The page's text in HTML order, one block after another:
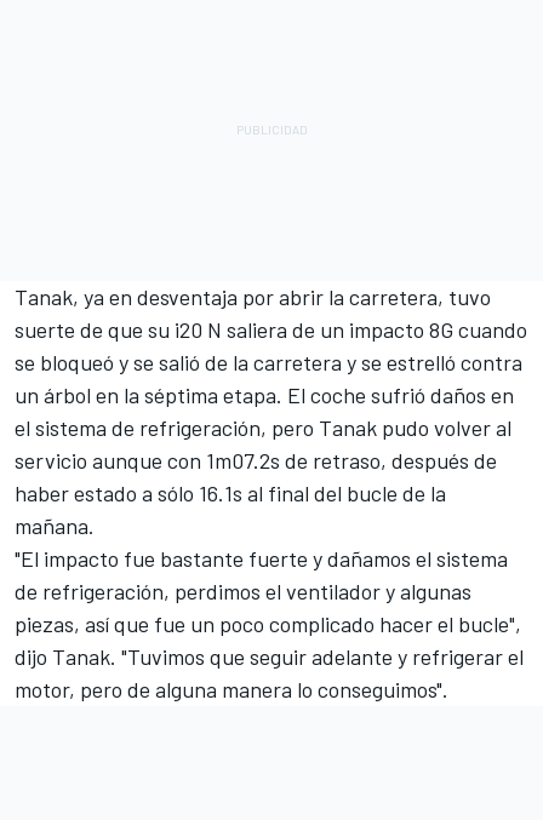
Tanak, ya en desventaja por abrir la carretera, tuvo
suerte de que su i20 N saliera de un impacto 8G cuando
se bloqueó y se salió de la carretera y se estrelló contra
un árbol en la séptima etapa. El coche sufrió daños en
el sistema de refrigeración, pero Tanak pudo volver al
servicio aunque con 1m07.2s de retraso, después de
haber estado a sólo 16.1s al final del bucle de la
mañana.
"El impacto fue bastante fuerte y dañamos el sistema
de refrigeración, perdimos el ventilador y algunas
piezas, así que fue un poco complicado hacer el bucle",
dijo Tanak. "Tuvimos que seguir adelante y refrigerar el
motor, pero de alguna manera lo conseguimos".